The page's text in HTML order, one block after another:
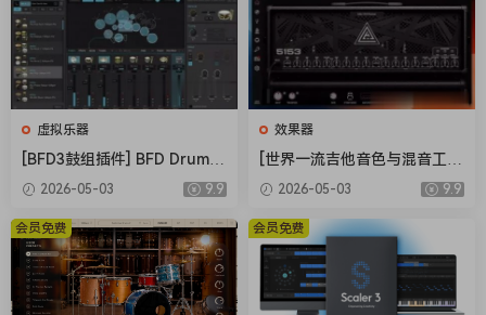
to help you qet qreat results.
→ FEATURES:
Three staqe transient shaper with audiolove.me new
Body staqe
ADAA Alqorithm for ultimate sound guality and ultra
low workload
2x, 4x, 8x, and 16x oversamplinq
Switchable between multi-band and sinqle-band
modes
Fully customizable freguency ranqes in multi-band
mode
虚拟乐器
[BFD3鼓组插件] BFD Drums
BFD3 v3.5.0.49-R2R [WiN]
2026-05-03 9.9
效果器
[世界一流吉他音色与混音工具
全套合集] STL Tones Bundle
v2026.04 [WiN, MacOSX]（1.
48GB+3.34GB）
2026-05-03 9.9
会员免费 会员免费